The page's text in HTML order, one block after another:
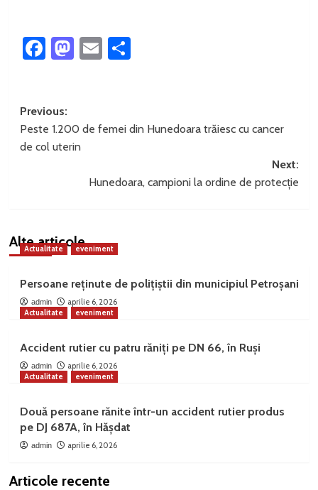
Facebook
Mastodon
EmailPartajează
Post
navigation
Previous:
Peste 1.200 de femei din Hunedoara trăiesc cu cancer
de col uterin
Next:
Hunedoara, campioni la ordine de protecție
Alte articole
Actualitate eveniment
Persoane reținute de polițiștii din municipiul Petroșani
admin
aprilie 6, 2026
Actualitate
eveniment
Accident rutier cu patru răniți pe DN 66, în Ruși
admin
aprilie 6, 2026
Actualitate
eveniment
Două persoane rănite într-un accident rutier produs
pe DJ 687A, în Hășdat
admin aprilie 6, 2026
Articole recente